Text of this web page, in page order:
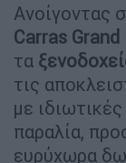
Ανοίγοντας
Carras
τα
τις
με
παραλία,
ευρύχωρα